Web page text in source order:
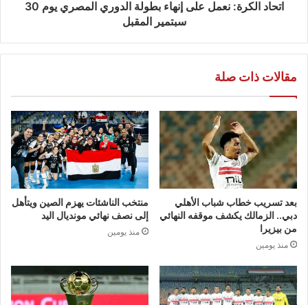
اتحاد الكرة: نعمل على إنهاء بطولة الدوري المصري يوم 30
سبتمير المقبل
مقالات ذات صلة
بعد تسريب خطاب شباب الأهلي
دبي.. الزمالك يكشف موقفه النهائي
من بيزيرا
منذ يومين
منتخب الناشئات يهزم الصين ويتأهل
إلى نصف نهائي مونديال اليد
منذ يومين